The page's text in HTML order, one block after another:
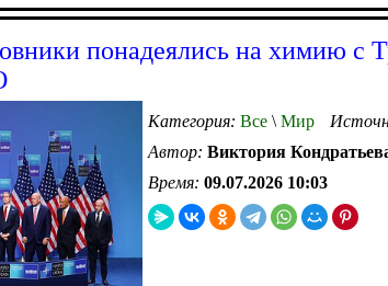
понадеялись на химию с
Категория: Все \ Мир
Автор: Виктория
Время: 09.07.2026 10:03